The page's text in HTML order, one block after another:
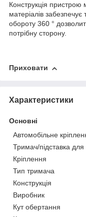
Конструкція пристрою
матеріалів
обороту 360 °
потрібну сторону.
Приховати
Характеристики
Основні
Автомобільне
Тримач/підставка для
Кріплення
Тип тримача
Конструкція
Виробник
Кут обертання